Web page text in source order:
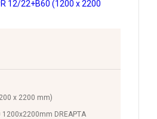
x 2200 mm)
1200x2200mm DREAPTA